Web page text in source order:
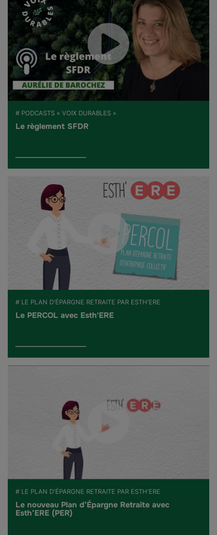
# PODCASTS « VOIX DURABLES »
Le règlement SFDR
# LE PLAN D'ÉPARGNE RETRAITE PAR ESTH'ERE
Le PERCOL avec Esth'ERE
# LE PLAN D'ÉPARGNE RETRAITE PAR ESTH'ERE
Le nouveau Plan d’Épargne Retraite avec
Esth’ERE (PER)